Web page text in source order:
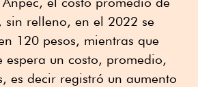
sin relleno, en el 2022 se
120 pesos, mientras que
espera un costo, promedio,
es decir registró un aumento